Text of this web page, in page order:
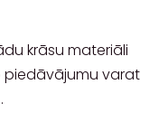
krāsu materiāli
piedāvājumu varat